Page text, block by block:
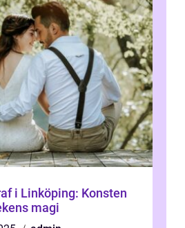
i Linköping: Konsten
magi